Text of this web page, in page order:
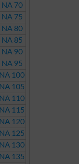
NA 70
NA 75
NA 80
NA 85
NA 90
NA 95
NA 100
NA 105
NA 110
NA 115
NA 120
NA 125
NA 130
NA 135